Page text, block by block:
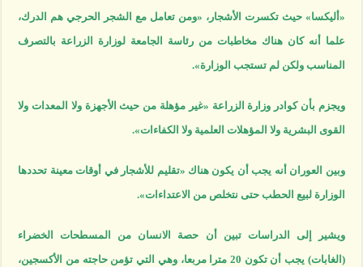
«أليكسا» حيث تكسرت الأشجار، «ومن تعامل مع الشجر الحرجي هم الدرك،
علما أنه كان هناك مخاطبات من رئاسة الجامعة لوزارة الزراعة بالتصرف
المناسب ولكن لم تستجب الوزارة».
ويجزم بأن كوادر وزارة الزراعة «غير مؤهلة من حيث الأجهزة ولا المعدات ولا
القوى البشرية ولا المؤهلات العلمية ولا الكفاءات».
وبين العوران أنه يجب أن يكون هناك «تقليم للأشجار في أوقات معينة تحددها
الوزارة لبيع الحطب حتى نتخلص من الاعتداءات».
ويشير إلى الدراسات تبين أن حصة الانسان من المسطحات الخضراء
(الغابات) يجب أن تكون 20 مترا مربعا، وهي التي تؤمن حاجته من الأكسجين،